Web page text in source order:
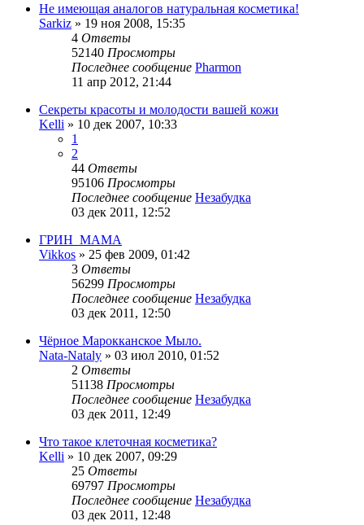
Не имеющая аналогов натуральная косметика!
Sarkiz » 19 ноя 2008, 15:35
4 Ответы
52140 Просмотры
Последнее сообщение Pharmon
11 апр 2012, 21:44
Секреты красоты и молодости вашей кожи
Kelli » 10 дек 2007, 10:33
1
2
44 Ответы
95106 Просмотры
Последнее сообщение Незабудка
03 дек 2011, 12:52
ГРИН_МАМА
Vikkos » 25 фев 2009, 01:42
3 Ответы
56299 Просмотры
Последнее сообщение Незабудка
03 дек 2011, 12:50
Чёрное Марокканское Мыло.
Nata-Nataly » 03 июл 2010, 01:52
2 Ответы
51138 Просмотры
Последнее сообщение Незабудка
03 дек 2011, 12:49
Что такое клеточная косметика?
Kelli » 10 дек 2007, 09:29
25 Ответы
69797 Просмотры
Последнее сообщение Незабудка
03 дек 2011, 12:48